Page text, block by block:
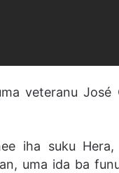
veteranu
iha suku
uma ida ba